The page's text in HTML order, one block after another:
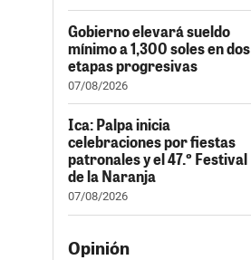
Gobierno elevará sueldo
mínimo a 1,300 soles en dos
etapas progresivas
07/08/2026
Ica: Palpa inicia
celebraciones por fiestas
patronales y el 47.º Festival
de la Naranja
07/08/2026
Opinión